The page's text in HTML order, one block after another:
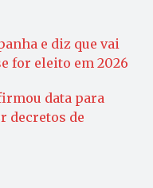
e diz que vai
for eleito em 2026
data para
decretos de